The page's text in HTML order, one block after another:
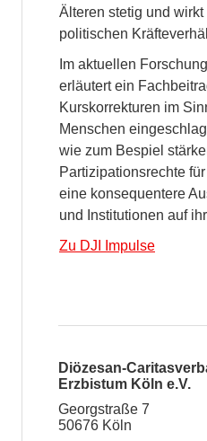
Älteren stetig und
politischen
Im aktuellen
erläutert ein
Kurskorrekturen im
Menschen
wie zum Bespiel
Partizipationsrechte
eine konsequentere
und Institutionen auf
Zu DJI Impulse
Diözesan-
Erzbistum Köln e.V.
Georgstraße 7
50676 Köln